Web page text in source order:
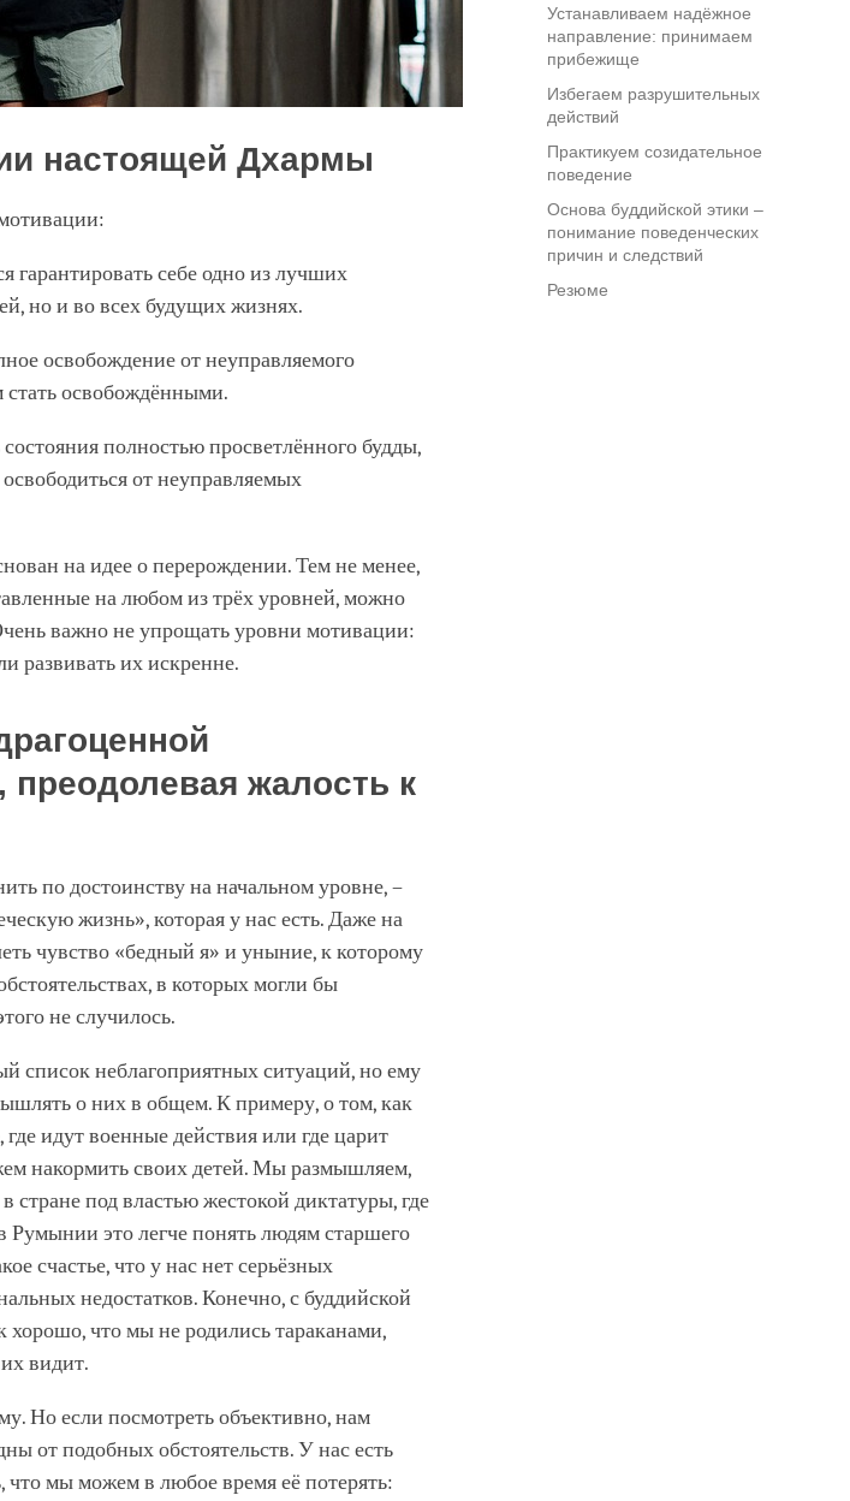
Устанавливаем надёжное
направление: принимаем
прибежище
Избегаем разрушительных
действий
Практикуем созидательное
поведение
Основа буддийской этики –
понимание поведенческих
причин и следствий
Резюме
настоящей Дхармы
гарантировать себе одно из лучших
но и во всех будущих жизнях.
освобождение от неуправляемого
освобождёнными.
полностью просветлённого будды,
от неуправляемых
на идее о перерождении. Тем не менее,
на любом из трёх уровней, можно
важно не упрощать уровни мотивации:
развивать их искренне.
преодолевая жалость к
по достоинству на начальном уровне, –
жизнь», которая у нас есть. Даже на
чувство «бедный я» и уныние, к которому
в которых могли бы
не случилось.
список неблагоприятных ситуаций, но ему
о них в общем. К примеру, о том, как
идут военные действия или где царит
накормить своих детей. Мы размышляем,
стране под властью жестокой диктатуры, где
это легче понять людям старшего
счастье, что у нас нет серьёзных
недостатков. Конечно, с буддийской
что мы не родились тараканами,
видит.
Но если посмотреть объективно, нам
от подобных обстоятельств. У нас есть
мы можем в любое время её потерять: